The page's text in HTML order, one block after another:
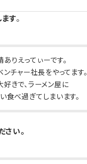
す。
りえってぃーです。
チャー社長をやってます。
きで、ラーメン屋に
食べ過ぎてしまいます。
さい。